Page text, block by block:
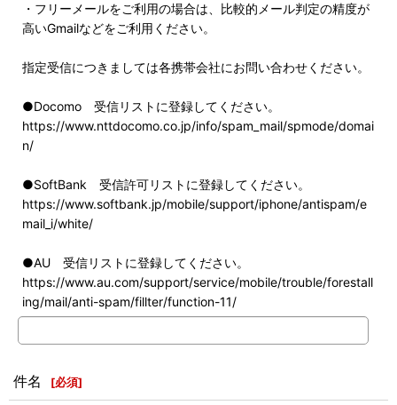
・フリーメールをご利用の場合は、比較的メール判定の精度が
高いGmailなどをご利用ください。
指定受信につきましては各携帯会社にお問い合わせください。
●Docomo 受信リストに登録してください。
https://www.nttdocomo.co.jp/info/spam_mail/spmode/domai
n/
●SoftBank 受信許可リストに登録してください。
https://www.softbank.jp/mobile/support/iphone/antispam/e
mail_i/white/
●AU 受信リストに登録してください。
https://www.au.com/support/service/mobile/trouble/forestall
ing/mail/anti-spam/fillter/function-11/
件名 [必須]